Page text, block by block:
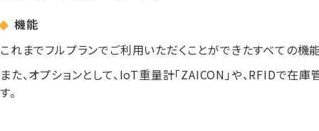
機能
これまでフルプランでご利用いただくことができたすべての機
また、オプションとして、IoT重量計「ZAICON」や、RFIDで在
す。